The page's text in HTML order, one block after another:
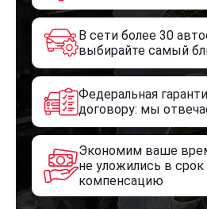
В сети более 30
выбирайте самый
Федеральная
договору: мы
Экономим ваше
не уложились в
компенсацию